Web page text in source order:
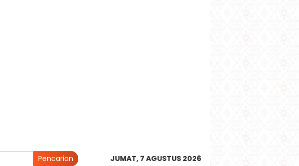
Pencarian JUMAT, 7 AGUSTUS 2026